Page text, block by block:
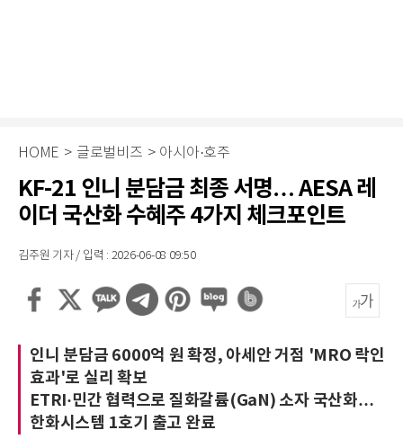
HOME > 글로벌비즈 > 아시아·호주
KF-21 인니 분담금 최종 서명… AESA 레
이더 국산화 수혜주 4가지 체크포인트
김주원 기자 / 입력 : 2026-06-08 09:50
인니 분담금 6000억 원 확정, 아세안 거점 'MRO 락인
효과'로 실리 확보
ETRI·민간 협력으로 질화갈륨(GaN) 소자 국산화…
한화시스템 1호기 출고 완료